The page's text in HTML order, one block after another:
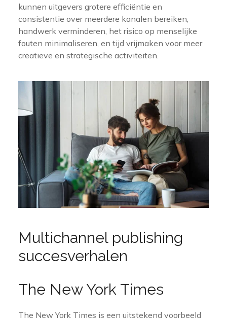
kunnen uitgevers grotere efficiëntie en
consistentie over meerdere kanalen bereiken,
handwerk verminderen, het risico op menselijke
fouten minimaliseren, en tijd vrijmaken voor meer
creatieve en strategische activiteiten.
Multichannel publishing
succesverhalen
The New York Times
The New York Times is een uitstekend voorbeeld